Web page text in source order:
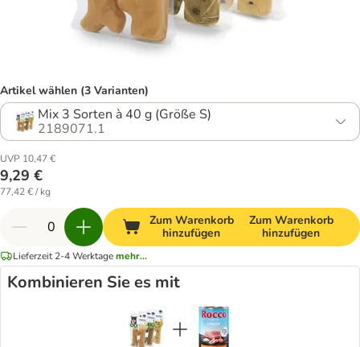
Artikel wählen (3 Varianten)
Mix 3 Sorten à 40 g (Größe S)
2189071.1
UVP 10,47 €
9,29 €
77,42 € / kg
Zum Warenkorb
hinzufügen
Zum Warenkorb
hinzufügen
Lieferzeit 2-4 Werktagemehr...
Kombinieren Sie es mit